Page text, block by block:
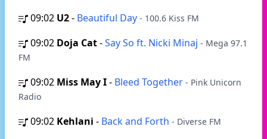
09:02 U2- Beautiful Day - 100.6 Kiss FM
09:02 Doja Cat-Say So ft. Nicki Minaj - Mega 97.1
FM
09:02 Miss May I- Bleed Together - Pink Unicorn
Radio
09:02 Kehlani - Back and Forth - Diverse FM